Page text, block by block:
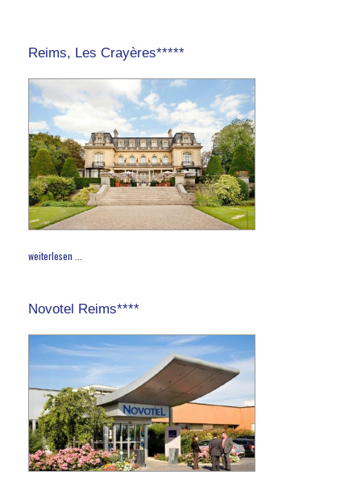
Reims, Les Crayères*****
weiterlesen ...
Novotel Reims****